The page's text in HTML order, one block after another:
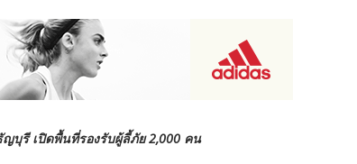
บุรี เปิดพื้นที่รองรับผู้ลี้ภัย 2,000 คน